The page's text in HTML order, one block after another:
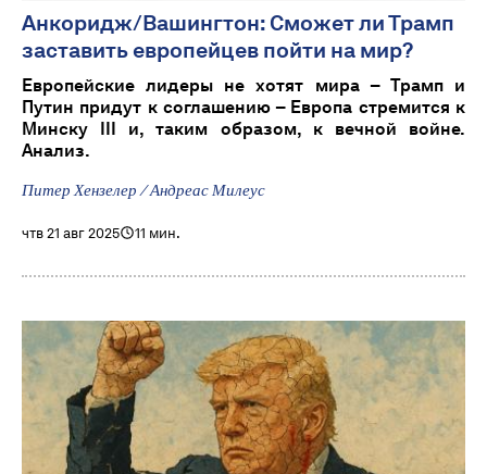
Анкоридж/Вашингтон: Сможет ли Трамп
заставить европейцев пойти на мир?
Европейские лидеры не хотят мира – Трамп и
Путин придут к соглашению – Европа стремится к
Минску III и, таким образом, к вечной войне.
Анализ.
Питер Хензелер / Андреас Милеус
чтв 21 авг 2025 11 мин.